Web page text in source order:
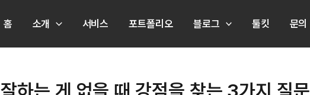
홈 소개 서비스 포트폴리오 블로그 툴킷 문의